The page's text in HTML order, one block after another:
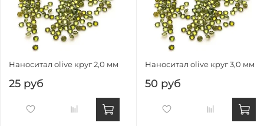
Наноситал olive круг 2,0 мм
25 руб
Наноситал olive круг 3,0 мм
50 руб